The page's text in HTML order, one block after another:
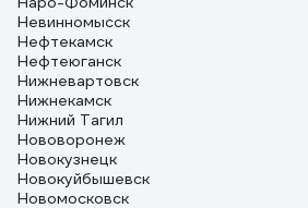
Невинномысск
Нефтекамск
Нефтеюганск
Нижневартовск
Нижнекамск
Нижний Тагил
Нововоронеж
Новокузнецк
Новокуйбышевск
Новомосковск